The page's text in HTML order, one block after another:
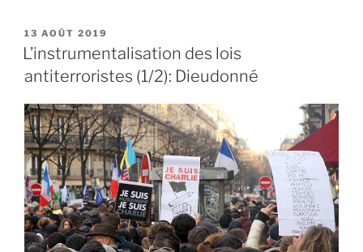
d’Amedy
Coulibaly »
PUBLIÉ
LE
13 AOÛT 2019
L’instrumentalisation des lois
antiterroristes (1/2): Dieudonné